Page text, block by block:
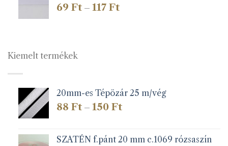
69 Ft – 117 FtÁrtartomány:
Kiemelt termékek
20mm-es Tépözár 25 m/vég
88 Ft – 150 FtÁrtartomány:
150 Ft
SZATÉN f.pánt 20 mm c.1069 rózsaszín